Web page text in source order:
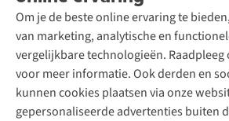
Om je de beste online ervaring te
van marketing, analytische en
vergelijkbare technologieën. Raadpleeg
voor meer informatie. Ook derden en
kunnen cookies plaatsen via onze
gepersonaliseerde advertenties buiten
Schoenonderhoud
Schoenherstelling
Kledingherstelling
Retouches
Voor bedrijven
Explore Academy
Explore Camp
Gear Check
Inspiratie & advies
Meld je aan voor de nieuwsbrief
Follow us